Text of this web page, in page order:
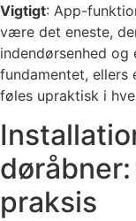
Vigtigt: App-
være det eneste,
indendørsenhed
fundamentet, ellers
føles upraktisk i
praksis